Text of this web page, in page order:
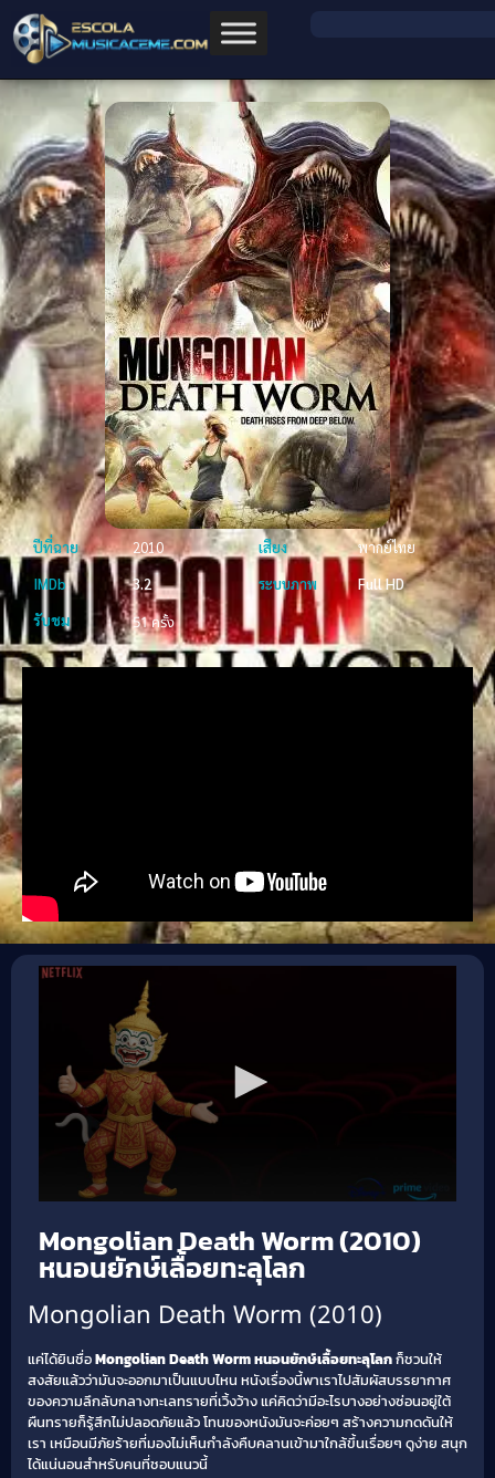
ปีที่ฉาย 2010 เสียง
พากย์ไทย
IMDb
3.2 ระบบภาพ
Full HD
รับชม
51 ครั้ง
Mongolian Death Worm (2010)
หนอนยักษ์เลื้อยทะลุโลก
Mongolian Death Worm (2010)
แค่ได้ยินชื่อMongolian Death Worm หนอนยักษ์เลื้อยทะลุโลกก็ชวนให้
สงสัยแล้วว่ามันจะออกมาเป็นแบบไหน หนังเรื่องนี้พาเราไปสัมผัสบรรยากาศ
ของความลึกลับกลางทะเลทรายที่เวิ้งว้าง แค่คิดว่ามีอะไรบางอย่างซ่อนอยู่ใต้
ผืนทรายก็รู้สึกไม่ปลอดภัยแล้ว โทนของหนังมันจะค่อยๆ สร้างความกดดันให้
เรา เหมือนมีภัยร้ายที่มองไม่เห็นกำลังคืบคลานเข้ามาใกล้ขึ้นเรื่อยๆ ดูง่าย สนุก
ได้แน่นอนสำหรับคนที่ชอบแนวนี้